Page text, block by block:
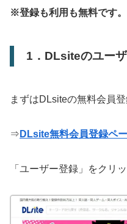
※登録も利用も無料です。
1．DLsiteのユー
まずはDLsiteの無料会員
⇒ DLsite無料会員登録ペ
「ユーザー登録」をクリ